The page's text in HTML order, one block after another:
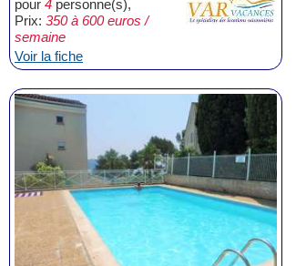
pour 4 personne(s),
Prix: 350 à 600 euros /
semaine
Voir la fiche